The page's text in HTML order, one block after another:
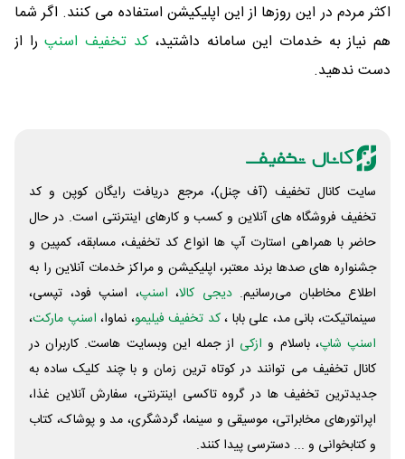
اکثر مردم در این روزها از این اپلیکیشن استفاده می کنند. اگر شما
هم نیاز به خدمات این سامانه داشتید،کد تخفیف اسنپرا از
دست ندهید.
سایت کانال تخفیف (آف چنل)، مرجع دریافت رایگان کوپن و کد
تخفیف فروشگاه های آنلاین و کسب و‌ کارهای اینترنتی است. در حال
حاضر با همراهی استارت آپ ها انواع کد تخفیف، مسابقه، کمپین و
جشنواره های صدها برند معتبر، اپلیکیشن و مراکز خدمات آنلاین را به
اطلاع مخاطبان می‌رسانیم. دیجی کالا، اسنپ، اسنپ فود، تپسی،
سینماتیکت، بانی مد، علی‌ بابا ،کد تخفیف فیلیمو، نماوا، اسنپ مارکت،
اسنپ شاپ، باسلام و ازکی از جمله این وبسایت ‌هاست. کاربران در
کانال تخفیف می توانند در کوتاه ترین زمان و با چند کلیک ساده به
جدیدترین تخفیف ها در گروه تاکسی اینترنتی، سفارش آنلاین غذا،
اپراتورهای مخابراتی، موسیقی و سینما، گردشگری، مد و پوشاک، کتاب
و کتابخوانی و ... دسترسی پیدا کنند.